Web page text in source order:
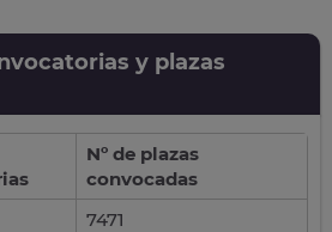
y plazas
Nº de plazas
convocadas
7471